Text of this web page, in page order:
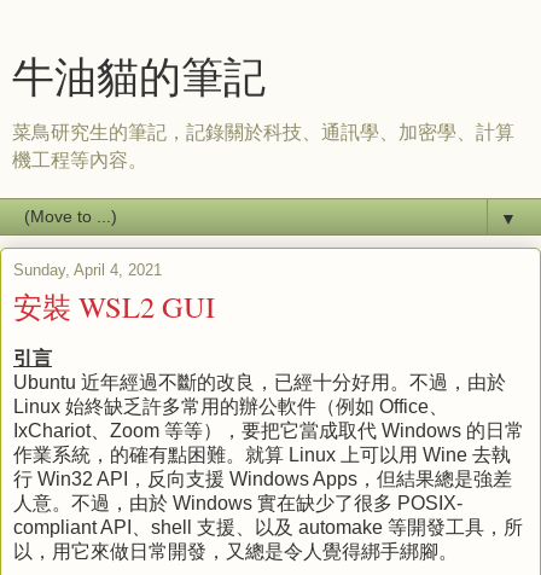
牛油貓的筆記
菜鳥研究生的筆記，記錄關於科技、通訊學、加密學、計算
機工程等內容。
▼
Sunday, April 4, 2021
安裝 WSL2 GUI
引言
Ubuntu 近年經過不斷的改良，已經十分好用。不過，由於
Linux 始終缺乏許多常用的辦公軟件（例如 Office、
IxChariot、Zoom 等等），要把它當成取代 Windows 的日常
作業系統，的確有點困難。就算 Linux 上可以用 Wine 去執
行 Win32 API，反向支援 Windows Apps，但結果總是強差
人意。不過，由於 Windows 實在缺少了很多 POSIX-
compliant API、shell 支援、以及 automake 等開發工具，所
以，用它來做日常開發，又總是令人覺得綁手綁腳。